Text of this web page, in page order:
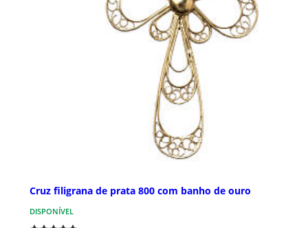
Cruz filigrana de prata 800 com banho de ouro
DISPONÍVEL